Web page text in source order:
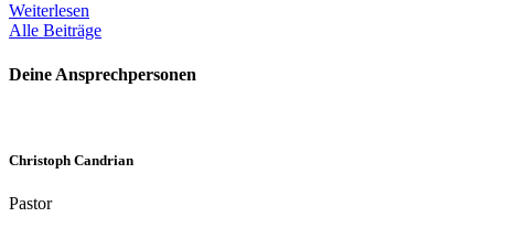
Weiterlesen
Alle Beiträge
Deine Ansprechpersonen
Christoph Candrian
Pastor